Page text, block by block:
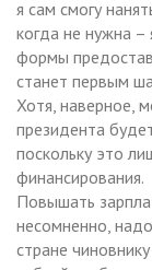
я сам смогу
когда не нужна
формы
станет первым
Хотя, наверное,
президента
поскольку это
финансирования.
Повышать
несомненно,
стране